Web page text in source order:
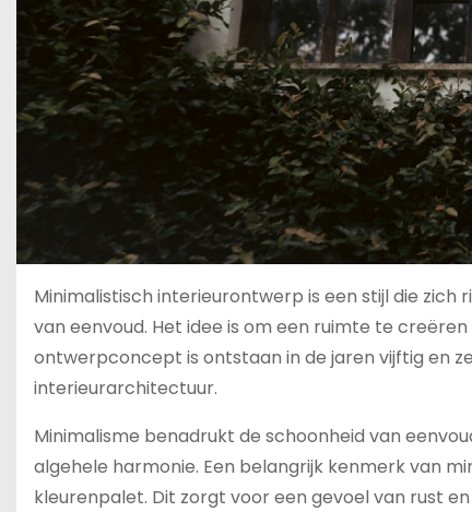
Minimalistisch interieurontwerp is een stijl die
van eenvoud. Het idee is om een ruimte te
ontwerpconcept is ontstaan in de jaren vijftig en
interieurarchitectuur.
Minimalisme benadrukt de schoonheid van
algehele harmonie. Een belangrijk kenmerk van
kleurenpalet. Dit zorgt voor een gevoel van rust